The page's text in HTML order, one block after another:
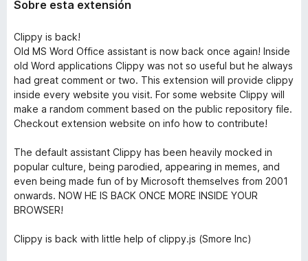
Sobre esta extensión
Clippy is back!
Old MS Word Office assistant is now back once again! Inside
old Word applications Clippy was not so useful but he always
had great comment or two. This extension will provide clippy
inside every website you visit. For some website Clippy will
make a random comment based on the public repository file.
Checkout extension website on info how to contribute!
The default assistant Clippy has been heavily mocked in
popular culture, being parodied, appearing in memes, and
even being made fun of by Microsoft themselves from 2001
onwards. NOW HE IS BACK ONCE MORE INSIDE YOUR
BROWSER!
Clippy is back with little help of clippy.js (Smore Inc)